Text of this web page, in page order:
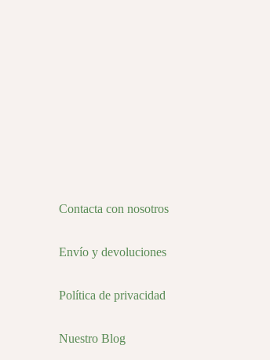
Contacta con nosotros
Envío y devoluciones
Política de privacidad
Nuestro Blog